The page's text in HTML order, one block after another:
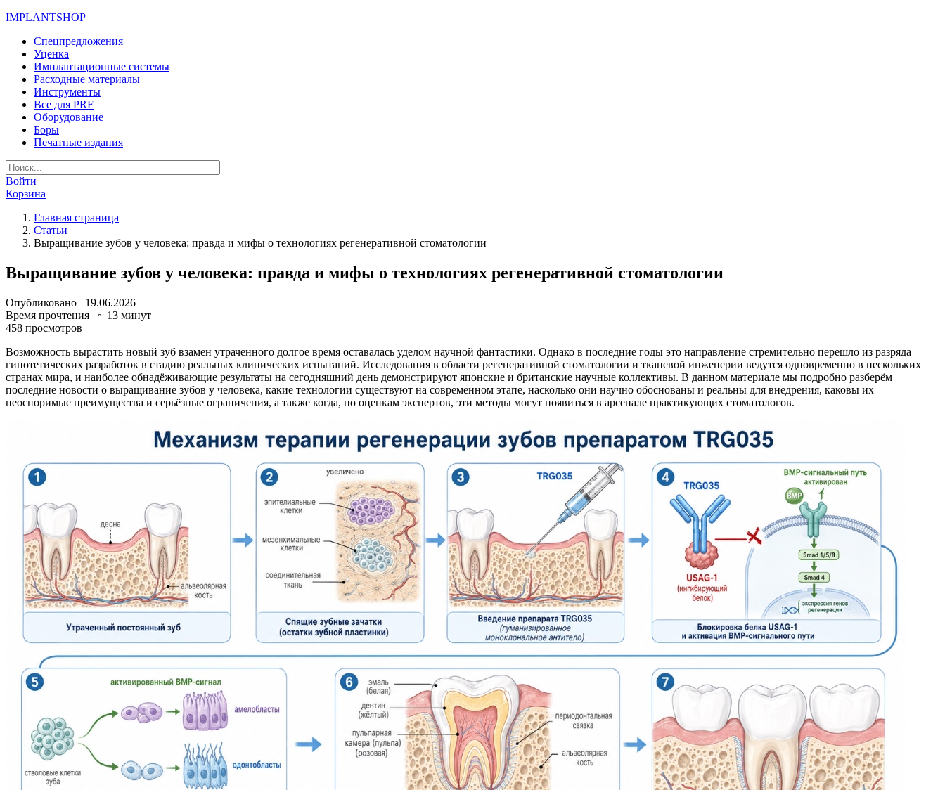
IMPLANTSHOP
Спецпредложения
Уценка
Имплантационные системы
Расходные материалы
Инструменты
Все для PRF
Оборудование
Боры
Печатные издания
Войти
Корзина
Главная страница
Статьи
Выращивание зубов у человека: правда и мифы о технологиях регенеративной стоматологии
Выращивание зубов у человека: правда и мифы о технологиях регенеративной стоматологии
Опубликовано 19.06.2026
Время прочтения ~ 13 минут
458 просмотров
Возможность вырастить новый зуб взамен утраченного долгое время оставалась уделом научной фантастики. Однако в последние годы это направление стремительно перешло из разряда
гипотетических разработок в стадию реальных клинических испытаний. Исследования в области регенеративной стоматологии и тканевой инженерии ведутся одновременно в нескольких
странах мира, и наиболее обнадёживающие результаты на сегодняшний день демонстрируют японские и британские научные коллективы. В данном материале мы подробно разберём
последние новости о выращивание зубов у человека, какие технологии существуют на современном этапе, насколько они научно обоснованы и реальны для внедрения, каковы их
неоспоримые преимущества и серьёзные ограничения, а также когда, по оценкам экспертов, эти методы могут появиться в арсенале практикующих стоматологов.